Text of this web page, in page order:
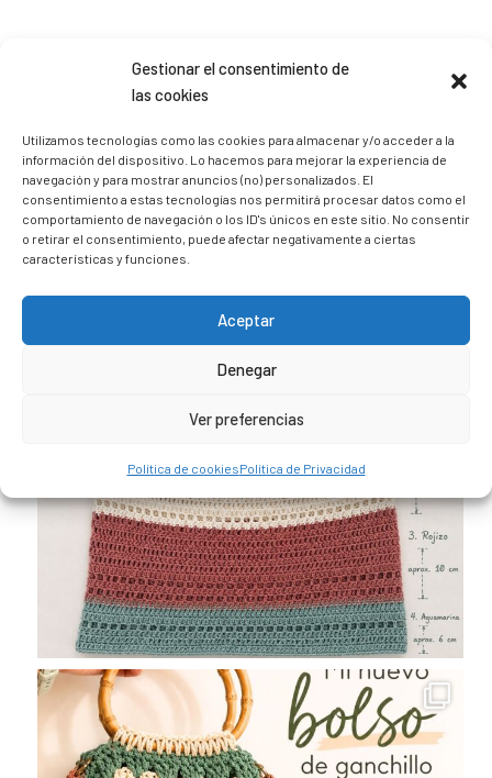
Gestionar el consentimiento de
las cookies
Utilizamos tecnologías como las cookies para almacenar y/o acceder a la
información del dispositivo. Lo hacemos para mejorar la experiencia de
navegación y para mostrar anuncios (no) personalizados. El
consentimiento a estas tecnologías nos permitirá procesar datos como el
comportamiento de navegación o los ID's únicos en este sitio. No consentir
o retirar el consentimiento, puede afectar negativamente a ciertas
características y funciones.
Aceptar
Denegar
Ver preferencias
Política de cookiesPolítica de Privacidad
Sígueme en Instagram
trizia_comopedroporsucasa
Freelance | Web | RRSS
Mi tienda de productos ECO
@lacatalina.shop
Alquila tu Autocaravana en
@caravana_go
Mi blog de viajes